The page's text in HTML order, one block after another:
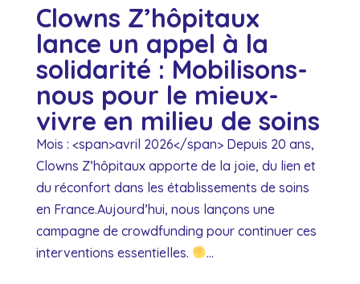
Clowns Z’hôpitaux
lance un appel à la
solidarité : Mobilisons-
nous pour le mieux-
vivre en milieu de soins
Mois : <span>avril 2026</span> Depuis 20 ans,
Clowns Z’hôpitaux apporte de la joie, du lien et
du réconfort dans les établissements de soins
en France.Aujourd’hui, nous lançons une
campagne de crowdfunding pour continuer ces
interventions essentielles.
...